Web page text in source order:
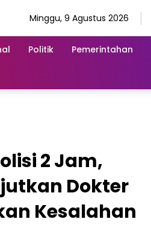
Minggu, 9 Agustus 2026
Politik Pemerintahan
2 Jam,
Dokter
Kesalahan